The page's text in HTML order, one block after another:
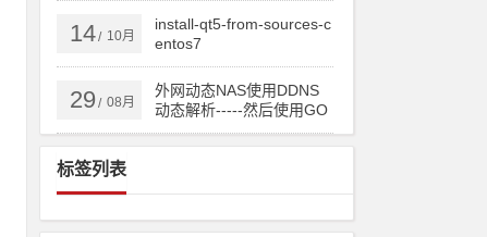
14/ 10月
install-qt5-from-sources-c
entos7
29/ 08月
外网动态NAS使用DDNS
动态解析-----然后使用GO
DADDY跟踪IP实现顶级域
名或者二级域名直接实时
标签列表